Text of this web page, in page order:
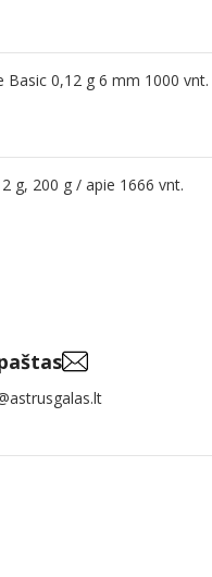
0,12 g 6 mm 1000 vnt.
g, 200 g / apie 1666 vnt.